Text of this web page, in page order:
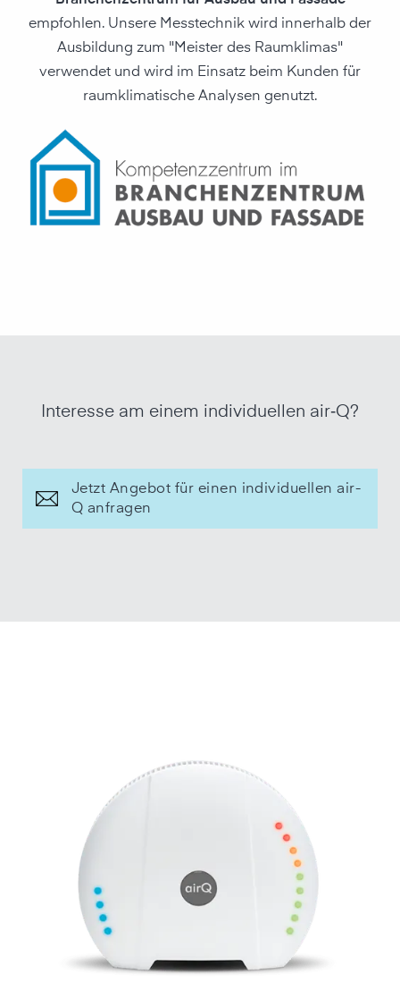
empfohlen. Unsere Messtechnik wird innerhalb der
Ausbildung zum "Meister des Raumklimas"
verwendet und wird im Einsatz beim Kunden für
raumklimatische Analysen genutzt.
Interesse am einem individuellen air‑Q?
Jetzt Angebot für einen individuellen air-
Q anfragen